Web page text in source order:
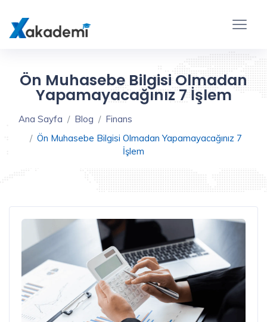
Ön Muhasebe Bilgisi Olmadan
Yapamayacağınız 7 İşlem
Ana Sayfa Blog
Finans
Ön Muhasebe Bilgisi Olmadan Yapamayacağınız 7
İşlem